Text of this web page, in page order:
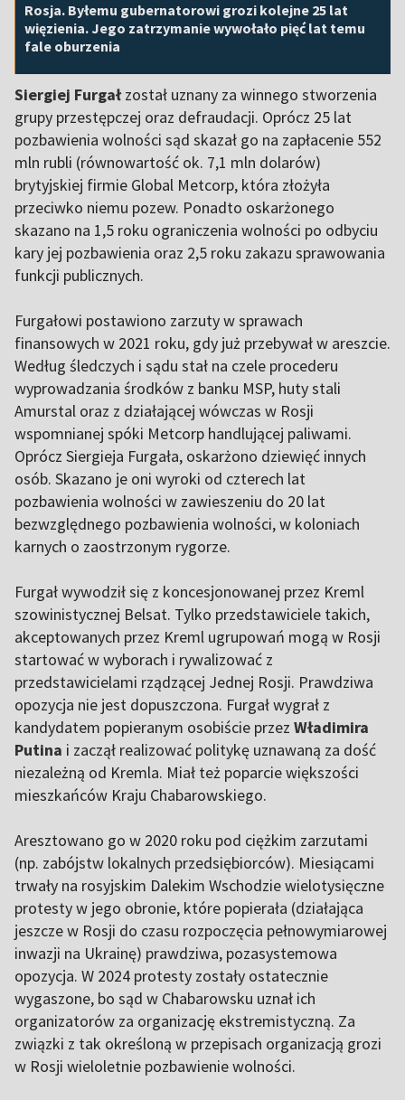
Rosja. Byłemu gubernatorowi grozi kolejne 25 lat
więzienia. Jego zatrzymanie wywołało pięć lat temu
fale oburzenia
Siergiej Furgałzostał uznany za winnego stworzenia
grupy przestępczej oraz defraudacji. Oprócz 25 lat
pozbawienia wolności sąd skazał go na zapłacenie 552
mln rubli (równowartość ok. 7,1 mln dolarów)
brytyjskiej firmie Global Metcorp, która złożyła
przeciwko niemu pozew. Ponadto oskarżonego
skazano na 1,5 roku ograniczenia wolności po odbyciu
kary jej pozbawienia oraz 2,5 roku zakazu sprawowania
funkcji publicznych.
Furgałowi postawiono zarzuty w sprawach
finansowych w 2021 roku, gdy już przebywał w areszcie.
Według śledczych i sądu stał na czele procederu
wyprowadzania środków z banku MSP, huty stali
Amurstal oraz z działającej wówczas w Rosji
wspomnianej spóki Metcorp handlującej paliwami.
Oprócz Siergieja Furgała, oskarżono dziewięć innych
osób. Skazano je oni wyroki od czterech lat
pozbawienia wolności w zawieszeniu do 20 lat
bezwzględnego pozbawienia wolności, w koloniach
karnych o zaostrzonym rygorze.
Furgał wywodził się z koncesjonowanej przez Kreml
szowinistycznej Belsat. Tylko przedstawiciele takich,
akceptowanych przez Kreml ugrupowań mogą w Rosji
startować w wyborach i rywalizować z
przedstawicielami rządzącej Jednej Rosji. Prawdziwa
opozycja nie jest dopuszczona. Furgał wygrał z
kandydatem popieranym osobiście przez Władimira
Putina i zaczął realizować politykę uznawaną za dość
niezależną od Kremla. Miał też poparcie większości
mieszkańców Kraju Chabarowskiego.
Aresztowano go w 2020 roku pod ciężkim zarzutami
(np. zabójstw lokalnych przedsiębiorców). Miesiącami
trwały na rosyjskim Dalekim Wschodzie wielotysięczne
protesty w jego obronie, które popierała (działająca
jeszcze w Rosji do czasu rozpoczęcia pełnowymiarowej
inwazji na Ukrainę) prawdziwa, pozasystemowa
opozycja. W 2024 protesty zostały ostatecznie
wygaszone, bo sąd w Chabarowsku uznał ich
organizatorów za organizację ekstremistyczną. Za
związki z tak określoną w przepisach organizacją grozi
w Rosji wieloletnie pozbawienie wolności.